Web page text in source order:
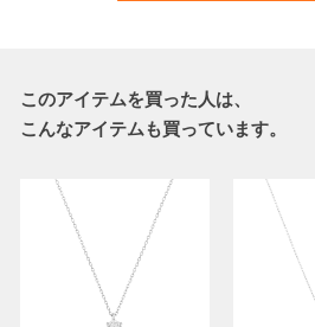
このアイテムを買った人は、
こんなアイテムも買っています。